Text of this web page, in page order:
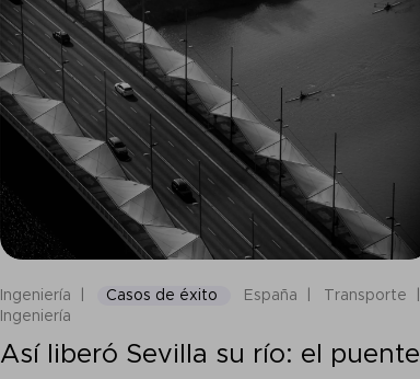
Ingeniería Casos de éxito España
Transporte
Ingeniería
Así liberó Sevilla su río: el puente